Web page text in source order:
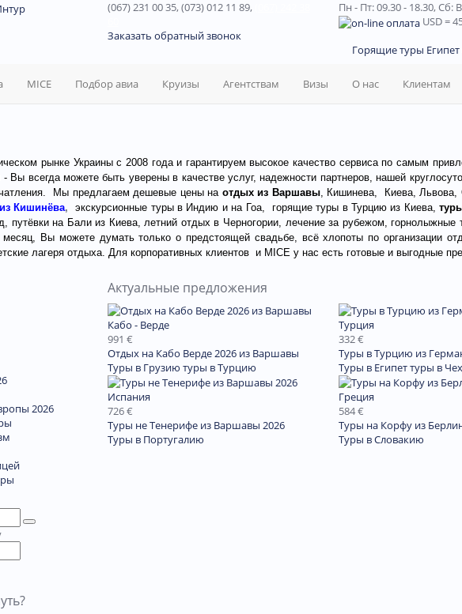
(067) 231 00 35, (073) 012 11 89,
Заказать обратный звонок
Пн - Пт: 09.30 - 18.30,Сб:
USD=
Горящие туры Египет
MICE Подбор авиа Круизы Агентствам Визы О нас Клиентам
рынке Украины с 2008 года и гарантируем высокое качество сервиса по самым
Вы всегда можете быть уверены в качестве услуг, надежности партнеров, нашей
Мы предлагаем дешевые цены на отдых из Варшавы, Кишинева, Киева, Львова,
Кишинёва, экскурсионные туры в Индию и на Гоа, горящие туры в Турцию из Киева,
путёвки на Бали из Киева, летний отдых в Черногории, лечение за рубежом,горнолыжные
Вы можете думать только о предстоящей свадьбе, всё хлопоты по организации
лагеря отдыха. Для корпоративных клиентов и MICE у нас есть готовые и выгодные
2026
Актуальные предложения
Кабо - Верде
991 €
Отдых на Кабо Верде 2026 из Варшавы
Туры в Грузию туры в Турцию
Турция
332 €
Туры в Турцию из
Туры в Египеттуры в
Испания
726 €
Туры не Тенерифе из Варшавы 2026
Туры в Португалию
Греция
584 €
Туры на Корфу из
Туры в Словакию